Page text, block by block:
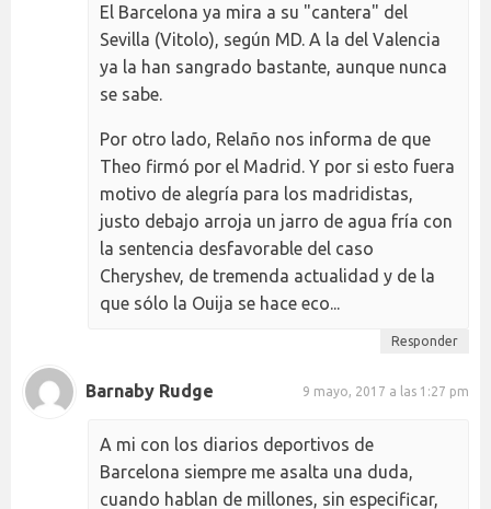
El Barcelona ya mira a su "cantera" del
Sevilla (Vitolo), según MD. A la del Valencia
ya la han sangrado bastante, aunque nunca
se sabe.
Por otro lado, Relaño nos informa de que
Theo firmó por el Madrid. Y por si esto fuera
motivo de alegría para los madridistas,
justo debajo arroja un jarro de agua fría con
la sentencia desfavorable del caso
Cheryshev, de tremenda actualidad y de la
que sólo la Ouija se hace eco...
Responder
Barnaby Rudge 9 mayo, 2017 a las 1:27 pm
A mi con los diarios deportivos de
Barcelona siempre me asalta una duda,
cuando hablan de millones, sin especificar,